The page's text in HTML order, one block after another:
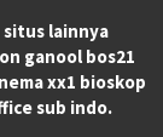
situs lainnya
ganool bos21
xx1 bioskop
sub indo.